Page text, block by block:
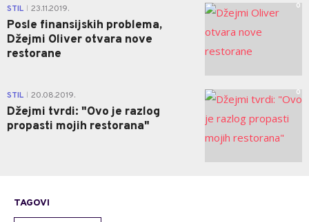
STIL 23.11.2019.
Posle finansijskih problema,
Džejmi Oliver otvara nove
restorane
0
STIL 20.08.2019.
Džejmi tvrdi: "Ovo je razlog
propasti mojih restorana"
0
TAGOVI